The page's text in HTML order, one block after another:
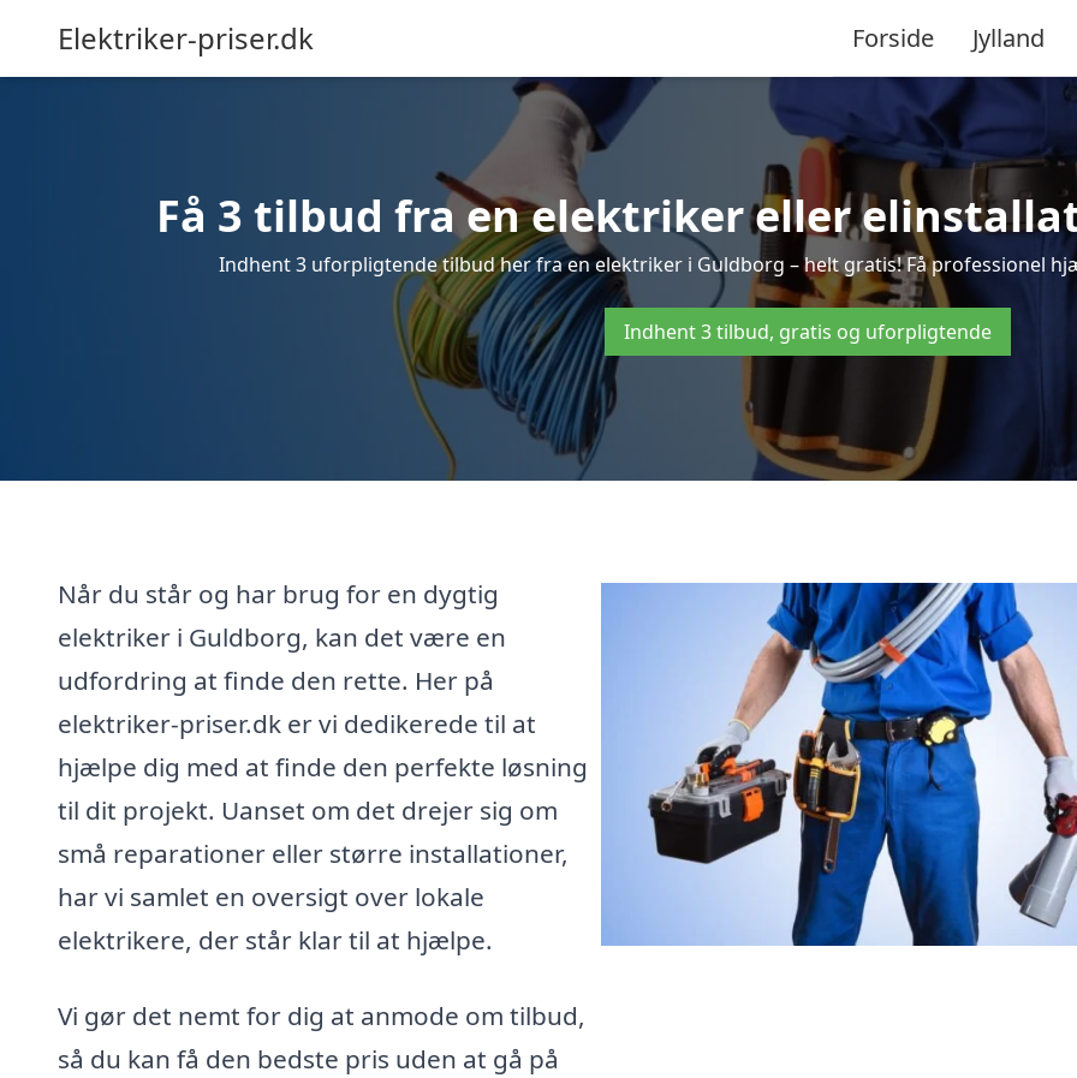
Elektriker-priser.dk Forside Jylland
Få 3 tilbud fra en elektriker eller
Indhent 3 uforpligtende tilbud her fra en elektriker i Guldborg – helt gratis! Få professionel
Indhent 3 tilbud, gratis og uforpligtende
Når du står og har brug for en dygtig
elektriker i Guldborg, kan det være en
udfordring at finde den rette. Her på
elektriker-priser.dk er vi dedikerede til at
hjælpe dig med at finde den perfekte løsning
til dit projekt. Uanset om det drejer sig om
små reparationer eller større installationer,
har vi samlet en oversigt over lokale
elektrikere, der står klar til at hjælpe.
Vi gør det nemt for dig at anmode om tilbud,
så du kan få den bedste pris uden at gå på